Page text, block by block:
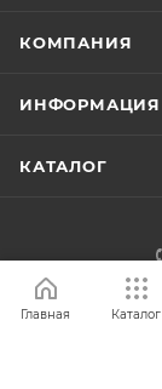
КОМПАНИЯ
ИНФОРМАЦИЯ
КАТАЛОГ
Главная Каталог